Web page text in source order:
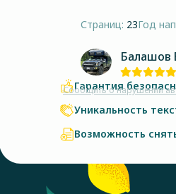
Страниц: 23Год
Балашов
Сообщить о нарушении
Гарантия
Уникальность
Возможность